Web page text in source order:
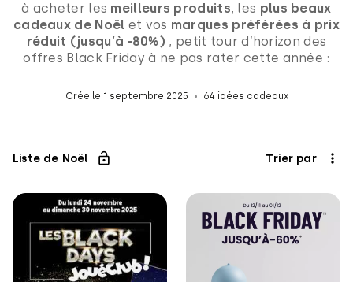
à acheter les meilleurs produits, les plus beaux
cadeaux de Noël et vos marques préférées à prix
réduit (jusqu’à -80%) , petit tour d’horizon des
offres Black Friday à ne pas rater cette année :
Crée le 1 septembre 2025 64 idées cadeaux
Liste de Noël Trier par